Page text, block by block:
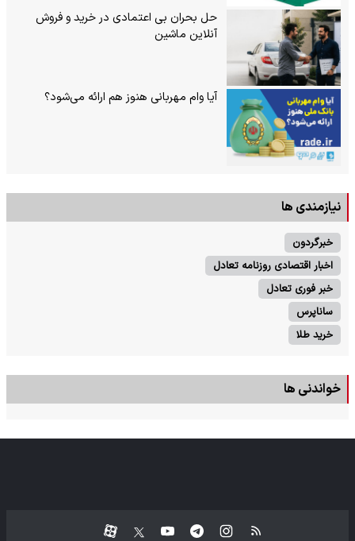
حل بحران بی‌ اعتمادی در خرید و فروش
آنلاین ماشین
آیا وام مهربانی هنوز هم ارائه می‌شود؟
نیازمندی ها
خبرگردون
اخبار اقتصادی روزنامه تعادل
خبر فوری تعادل
ساناپرس
خرید طلا
خواندنی ها